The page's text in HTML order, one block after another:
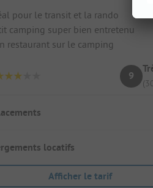
pour le transit et la rando
camping super bien entretenu
restaurant sur le camping
9
locatifs
Afficher le tarif